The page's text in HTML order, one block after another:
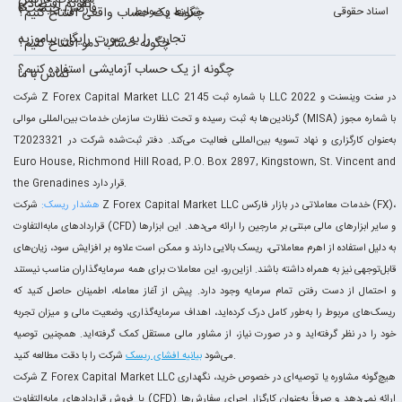
شرایط و ضوابط
اسناد حقوقی
تقویم اقتصادی
فارکس چیست؟
تجارت را به صورت رایگان بیاموزید
چگونه از یک حساب آزمایشی استفاده کنیم؟
چگونه یک حساب واقعی افتتاح کنیم؟
چگونه حساب دمو افتتاح کنیم؟
تماس با ما
شرکت Z Forex Capital Market LLC با شماره ثبت 2145 LLC 2022 در سنت وینسنت و
گرنادین‌ها به ثبت رسیده و تحت نظارت سازمان خدمات بین‌المللی موالی (MISA) با شماره مجوز
T2023321 به‌عنوان کارگزاری و نهاد تسویه بین‌المللی فعالیت می‌کند. دفتر ثبت‌شده شرکت در
Euro House, Richmond Hill Road, P.O. Box 2897, Kingstown, St. Vincent and
the Grenadines قرار دارد.
هشدار ریسک: شرکت Z Forex Capital Market LLC خدمات معاملاتی در بازار فارکس (FX)،
قراردادهای مابه‌التفاوت (CFD) و سایر ابزارهای مالی مبتنی بر مارجین را ارائه می‌دهد. این ابزارها
به دلیل استفاده از اهرم معاملاتی، ریسک بالایی دارند و ممکن است علاوه بر افزایش سود، زیان‌های
قابل‌توجهی نیز به همراه داشته باشند. ازاین‌رو، این معاملات برای همه سرمایه‌گذاران مناسب نیستند
و احتمال از دست رفتن تمام سرمایه وجود دارد. پیش از آغاز معامله، اطمینان حاصل کنید که
ریسک‌های مربوط را به‌طور کامل درک کرده‌اید، اهداف سرمایه‌گذاری، وضعیت مالی و میزان تجربه
خود را در نظر گرفته‌اید و در صورت نیاز، از مشاور مالی مستقل کمک گرفته‌اید. همچنین توصیه
می‌شودبیانیه افشای ریسک
شرکت را با دقت مطالعه کنید.
شرکت Z Forex Capital Market LLC هیچ‌گونه مشاوره یا توصیه‌ای در خصوص خرید، نگهداری